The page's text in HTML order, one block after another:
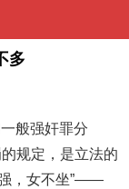
多
般强奸罪分
规定，是立法的
强，女不坐”——